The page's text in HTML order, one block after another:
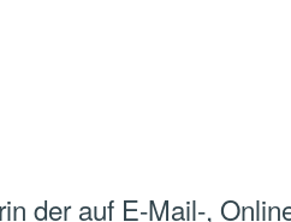
der auf E-Mail-,